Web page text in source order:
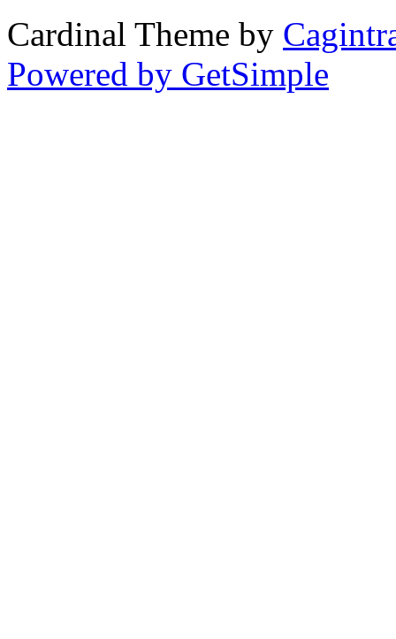
Cardinal Theme by
Powered by GetSimple